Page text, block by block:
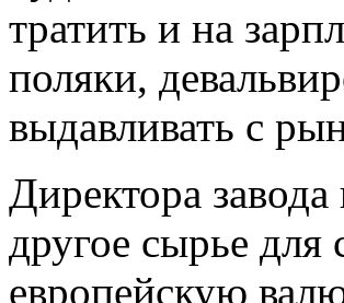
тратить и на
поляки,
выдавливать с
Директора
другое сырье для
европейскую